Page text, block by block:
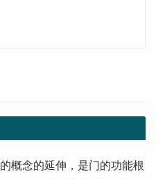
概念的延伸，是门的功能根